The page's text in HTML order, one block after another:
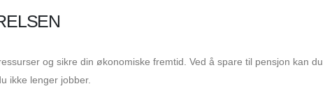
og sikre din økonomiske fremtid. Ved å spare til pensjon kan du
ikke lenger jobber.